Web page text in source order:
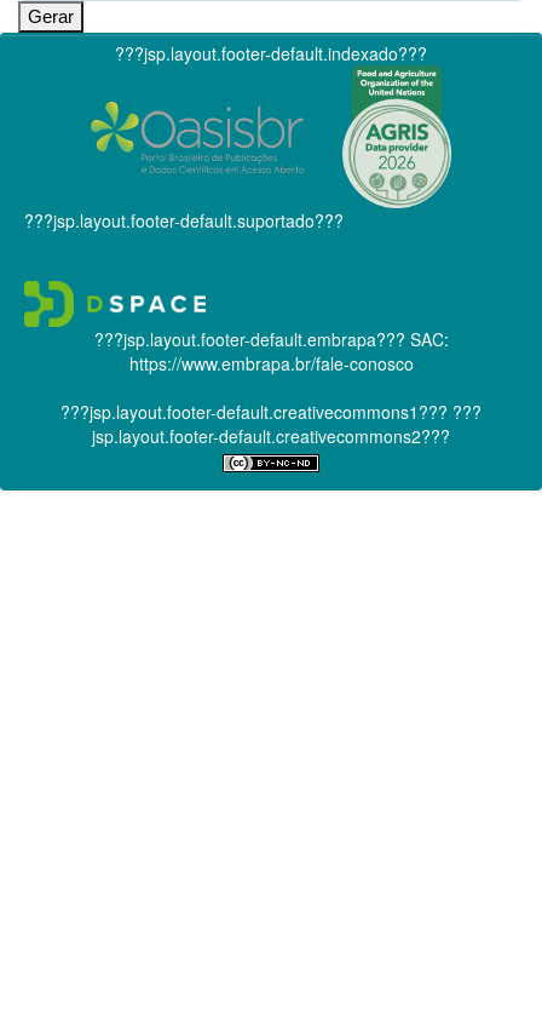
???jsp.layout.footer-default.indexado???
???jsp.layout.footer-default.suportado???
???jsp.layout.footer-default.embrapa??? SAC:
https://www.embrapa.br/fale-conosco
???jsp.layout.footer-default.creativecommons1??? ???
jsp.layout.footer-default.creativecommons2???